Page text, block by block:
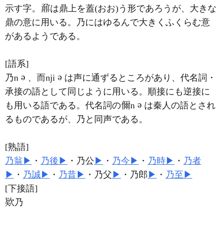
示す字。
は鼎上を蓋(おお)う形であろうが、大きな
鼎の意に用いる。乃にはゆるんで大きくふくらむ意
があるようである。
[語系]
乃n
、而nji
は声に通ずるところがあり、代名詞・
承接の語として同じように用いる。順接にも逆接に
も用いる語である。代名詞の
n
は秦人の語とされ
るものであるが、乃と同声である。
[熟語]
乃翁 ▶ ・ 乃後 ▶ ・乃公 ▶ ・ 乃今 ▶ ・ 乃時▶ ・ 乃者
▶ ・ 乃誠▶ ・ 乃昔▶ ・乃父 ▶ ・乃郎 ▶ ・ 乃至 ▶
[下接語]
乃